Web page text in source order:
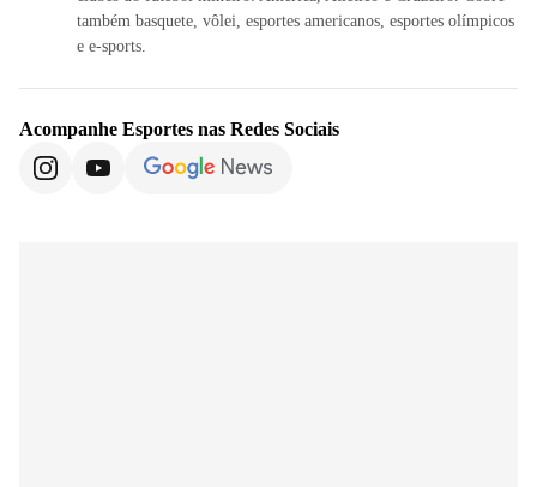
também basquete, vôlei, esportes americanos, esportes olímpicos
e e-sports.
Acompanhe Esportes nas Redes Sociais